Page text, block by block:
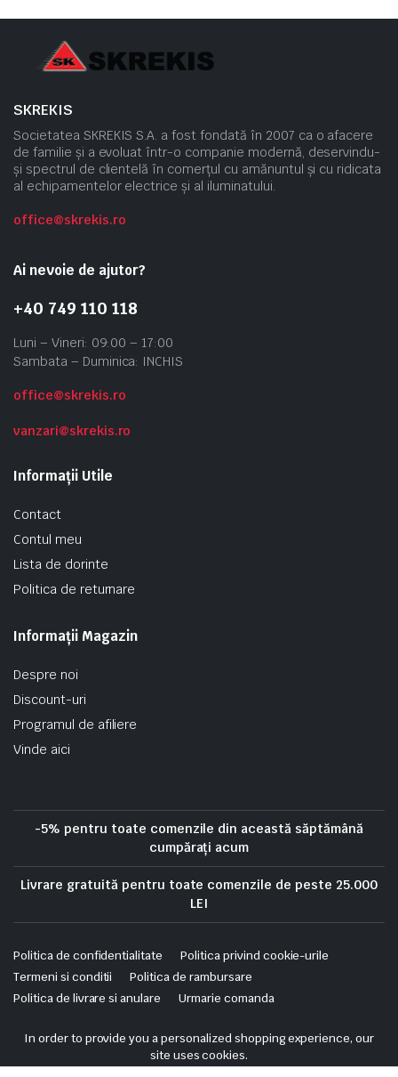
SKREKIS
Societatea SKREKIS S.A. a fost fondată în 2007 ca o afacere
de familie și a evoluat într-o companie modernă, deservindu-
și spectrul de clientelă în comerțul cu amănuntul și cu ridicata
al echipamentelor electrice și al iluminatului.
office@skrekis.ro
Ai nevoie de ajutor?
+40 749 110 118
Luni – Vineri: 09:00 – 17:00
Sambata – Duminica: INCHIS
office@skrekis.ro
vanzari@skrekis.ro
Informații Utile
Contact
Contul meu
Lista de dorinte
Politica de returnare
Informații Magazin
Despre noi
Discount-uri
Programul de afiliere
Vinde aici
-5% pentru toate comenzile din această săptămână
cumpărați acum
Livrare gratuită pentru toate comenzile de peste 25.000
LEI
Politica de confidentialitate
Politica privind cookie-urile
Termeni si conditii
Politica de rambursare
Politica de livrare si anulare
Urmarie comanda
Copyright 2025 © Skrekis. All right reserved. Powered by iTistul.ro.
In order to provide you a personalized shopping experience, our
site uses cookies.
cookie policy.